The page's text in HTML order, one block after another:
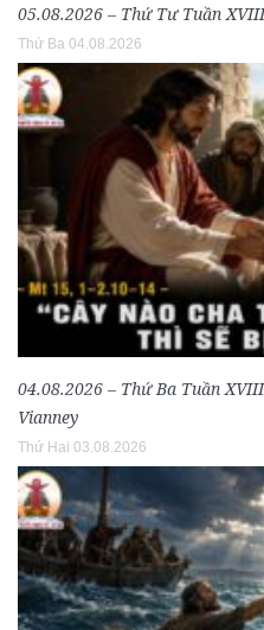
05.08.2026 – Thứ Tư Tuần
Thứ Ba 04.08.2026
04.08.2026 – Thứ Ba Tuần
Vianney
Thứ Hai 03.08.2026